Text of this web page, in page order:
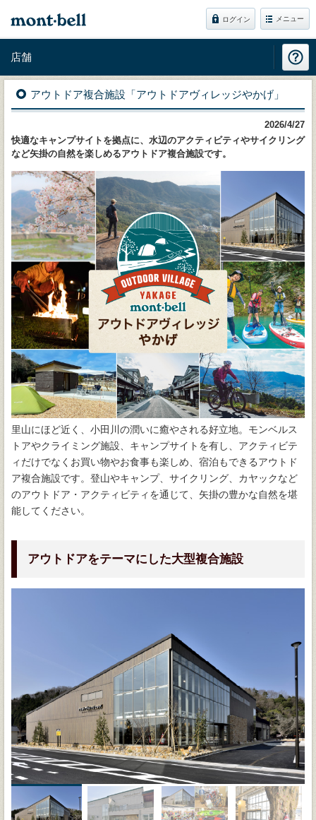
ログイン メニュー
店舗
アウトドア複合施設「アウトドアヴィレッジやかげ」
2026/4/27
快適なキャンプサイトを拠点に、水辺のアクティビティやサイクリング
など矢掛の自然を楽しめるアウトドア複合施設です。
里山にほど近く、小田川の潤いに癒やされる好立地。モンベルス
トアやクライミング施設、キャンプサイトを有し、アクティビテ
ィだけでなくお買い物やお食事も楽しめ、宿泊もできるアウトド
ア複合施設です。登山やキャンプ、サイクリング、カヤックなど
のアウトドア・アクティビティを通じて、矢掛の豊かな自然を堪
能してください。
アウトドアをテーマにした大型複合施設